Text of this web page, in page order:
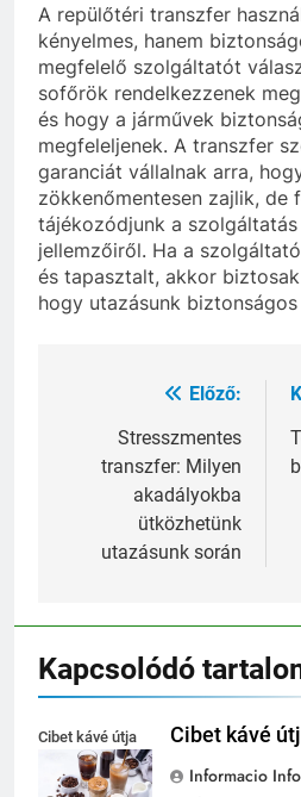
A repülőtéri transzfer
kényelmes, hanem
megfelelő szolgáltatót
sofőrök rendelkezzenek
és hogy a járművek
megfeleljenek. A transzfer
garanciát vállalnak arra,
zökkenőmentesen zajlik, de
tájékozódjunk a
jellemzőiről. Ha a
és tapasztalt, akkor
hogy utazásunk
Bejegyzés
navigáció
Előző:
Stresszmentes
transzfer: Milyen
akadályokba
ütközhetünk
utazásunk során
Kapcsolódó
Cibet kávé útja
Cibet kávé
Informacio